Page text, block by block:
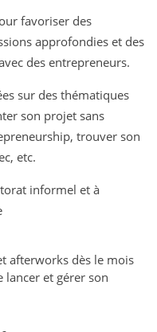
favoriser des
approfondies et des
des entrepreneurs.
sur des thématiques
son projet sans
trouver son
etc.
informel et à
afterworks dès le mois
lancer et gérer son